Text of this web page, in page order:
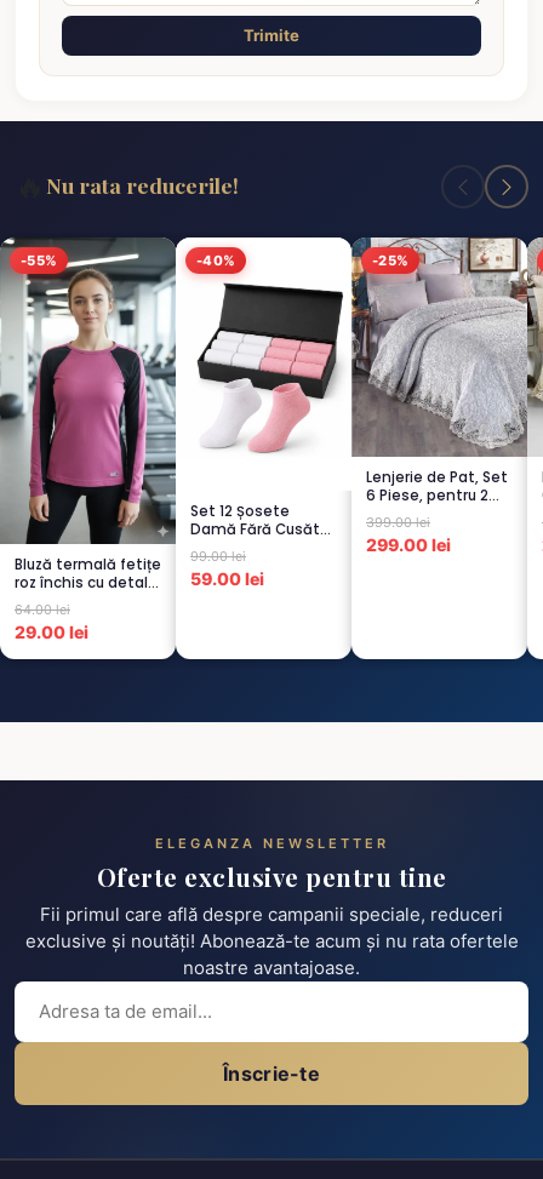
Trimite
Nu rata reducerile!
-55%
Bluză termală fetițe
roz închis cu detalii
negre, cu pu...
64.00 lei
29.00 lei
-40%
Set 12 Șosete
Damă Fără Cusături
– 6 Albe + 6 Roz –
Scu...
99.00 lei
59.00 lei
-25%
Lenjerie de Pat, Set
6 Piese, pentru 2
persoana, GRI -1...
399.00 lei
299.00 lei
ELEGANZA NEWSLETTER
Oferte exclusive pentru tine
Fii primul care află despre campanii speciale, reduceri
exclusive și noutăți! Abonează-te acum și nu rata ofertele
noastre avantajoase.
Înscrie-te